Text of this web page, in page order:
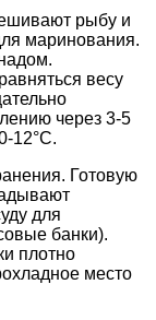
рыбу и
маринования.
весу
через 3-5
12°С.
Готовую
для
банки).
плотно
место